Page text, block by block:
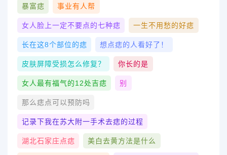
暴富痣 事业有人帮
女人脸上一定不要点的七种痣 一生不用愁的好痣
长在这8个部位的痣 想点痣的人看好了！
皮肤屏障受损怎么修复？ 你长的是
女人最有福气的12处吉痣 别
那么痣点可以预防吗
记录下我在苏大附一手术去痣的过程
湖北石家庄点痣 美白去黄方法是什么